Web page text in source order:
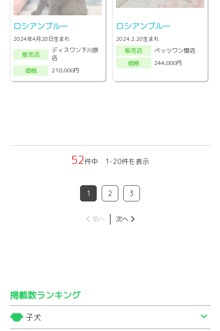
ロシアンブルー
2024年4月28日生まれ
販売店
ディスワン下川原
店
価格
218,000円
ロシアンブルー
2024.2.20生まれ
販売店
ペッツワン関店
価格
244,000円
52件中 1-20件を表示
1 2 3
前へ 次へ
掲載数ランキング
子犬